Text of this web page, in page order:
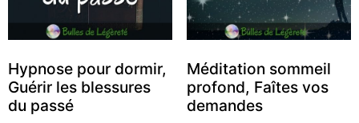
Hypnose pour dormir,
Guérir les blessures
du passé
Méditation sommeil
profond, Faîtes vos
demandes